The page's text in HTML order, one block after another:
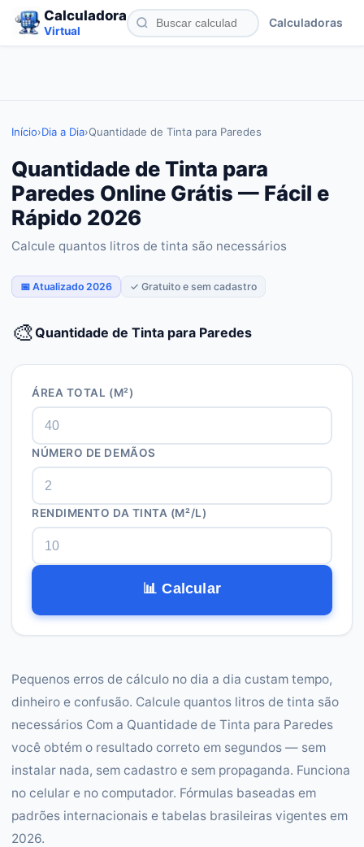
Calculadora
Virtual
Calculadoras
Início›Dia a Dia›Quantidade de Tinta para Paredes
Quantidade de Tinta para
Paredes Online Grátis — Fácil e
Rápido 2026
Calcule quantos litros de tinta são necessários
📅 Atualizado 2026 ✓ Gratuito e sem cadastro
🎨Quantidade de Tinta para Paredes
ÁREA TOTAL (M²)
NÚMERO DE DEMÃOS
RENDIMENTO DA TINTA (M²/L)
📊 Calcular
Pequenos erros de cálculo no dia a dia custam tempo,
dinheiro e confusão. Calcule quantos litros de tinta são
necessários Com a Quantidade de Tinta para Paredes
você obtém o resultado correto em segundos — sem
instalar nada, sem cadastro e sem propaganda. Funciona
no celular e no computador. Fórmulas baseadas em
padrões internacionais e tabelas brasileiras vigentes em
2026.